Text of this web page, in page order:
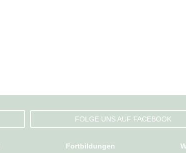
FOLGE UNS AUF FACEBOOK
Fortbildungen